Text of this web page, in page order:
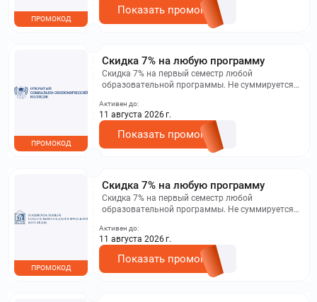
ПРОМОКОД
Показать промокод
Скидка 7% на любую программу
Скидка 7% на первый семестр любой
образовательной программы. Не суммируется с
на сайте.
ПРОМОКОД
Активен до:
11 августа 2026 г.
Показать промокод
Скидка 7% на любую программу
Скидка 7% на первый семестр любой
образовательной программы. Не суммируется с
на сайте.
ПРОМОКОД
Активен до:
11 августа 2026 г.
Показать промокод